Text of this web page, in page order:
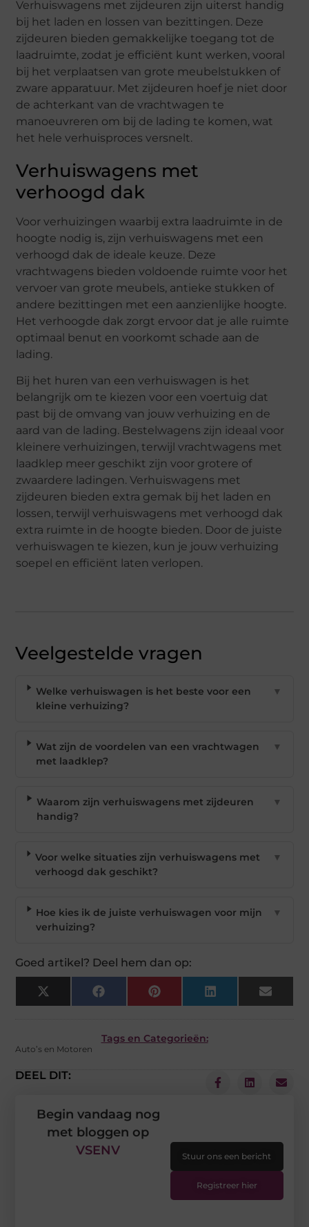
Verhuiswagens met zijdeuren zijn uiterst handig
bij het laden en lossen van bezittingen. Deze
zijdeuren bieden gemakkelijke toegang tot de
laadruimte, zodat je efficiënt kunt werken, vooral
bij het verplaatsen van grote meubelstukken of
zware apparatuur. Met zijdeuren hoef je niet door
de achterkant van de vrachtwagen te
manoeuvreren om bij de lading te komen, wat
het hele verhuisproces versnelt.
Verhuiswagens met
verhoogd dak
Voor verhuizingen waarbij extra laadruimte in de
hoogte nodig is, zijn verhuiswagens met een
verhoogd dak de ideale keuze. Deze
vrachtwagens bieden voldoende ruimte voor het
vervoer van grote meubels, antieke stukken of
andere bezittingen met een aanzienlijke hoogte.
Het verhoogde dak zorgt ervoor dat je alle ruimte
optimaal benut en voorkomt schade aan de
lading.
Bij het huren van een verhuiswagen is het
belangrijk om te kiezen voor een voertuig dat
past bij de omvang van jouw verhuizing en de
aard van de lading. Bestelwagens zijn ideaal voor
kleinere verhuizingen, terwijl vrachtwagens met
laadklep meer geschikt zijn voor grotere of
zwaardere ladingen. Verhuiswagens met
zijdeuren bieden extra gemak bij het laden en
lossen, terwijl verhuiswagens met verhoogd dak
extra ruimte in de hoogte bieden. Door de juiste
verhuiswagen te kiezen, kun je jouw verhuizing
soepel en efficiënt laten verlopen.
Veelgestelde vragen
Welke verhuiswagen is het beste voor een
kleine verhuizing?
▼
Wat zijn de voordelen van een vrachtwagen
met laadklep?
▼
Waarom zijn verhuiswagens met zijdeuren
handig?
▼
Voor welke situaties zijn verhuiswagens met
verhoogd dak geschikt?
▼
Hoe kies ik de juiste verhuiswagen voor mijn
verhuizing?
▼
Goed artikel? Deel hem dan op:
X
(Twitter)
Facebook Pinterest LinkedIn Email
Tags en Categorieën:
Auto’s en Motoren
DEEL DIT:
Begin vandaag nog
met bloggen op
VSENV
Stuur ons een bericht
Registreer hier